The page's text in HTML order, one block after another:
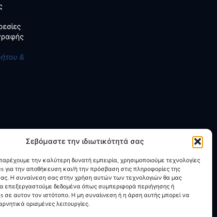
Σεβόμαστε την ιδιωτικότητά σας
την καλύτερη δυνατή εμπειρία, χρησιμοποιούμε τεχνολογίες
για την αποθήκευση και/ή την πρόσβαση στις πληροφορίες της
Η συναίνεση σας στην χρήση αυτών των τεχνολογιών θα μας
επεξεργαστούμε δεδομένα όπως συμπεριφορά περιήγησης ή
σε αυτον τον ιστότοπο. Η μη συναίινεση ή η άρση αυτής μπορεί να
ορισμένες λειτουργίες.
&